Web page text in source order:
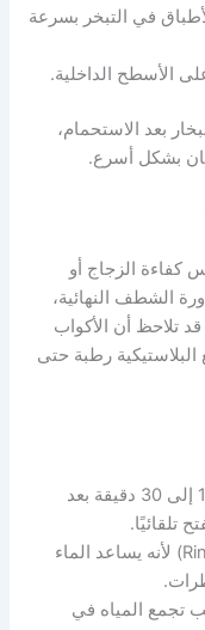
في التبخر بسرعة
الأسطح الداخلية.
بعد الاستحمام،
بشكل أسرع.
كفاءة الزجاج أو
الشطف النهائية،
تلاحظ أن الأكواب
رطبة حتى
اترك الباب مفتوحًا قليلًا لمدة 15 إلى 30 دقيقة بعد
تلقائيًا.
استخدم ملمع الشطف (Rinse Aid) لأنه يساعد الماء
تجمع المياه في